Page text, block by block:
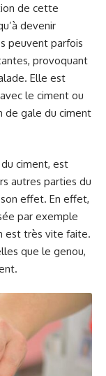
de cette
devenir
peuvent parfois
provoquant
Elle est
le ciment ou
de gale du ciment
ciment, est
autres parties du
effet. En effet,
par exemple
est très vite faite.
que le genou,